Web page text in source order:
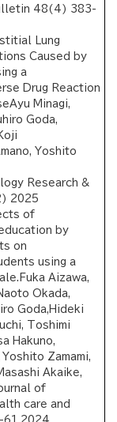
48(4) 383-
Lung
Caused by
a
Drug Reaction
Minagi,
Goda,
Yoshito
Research &
2025
of
by
on
using a
Aizawa,
Okada,
Goda,Hideki
Toshimi
Hakuno,
Yoshito Zamami,
Akaike,
of
care and